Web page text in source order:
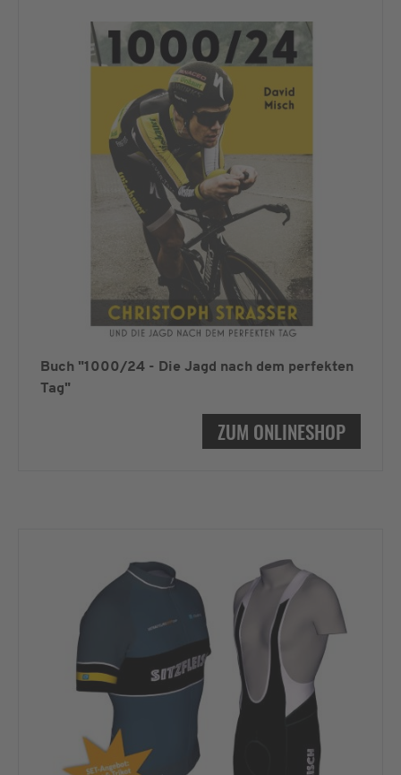
Buch "1000/24 - Die Jagd nach dem perfekten
Tag"
ZUM ONLINESHOP